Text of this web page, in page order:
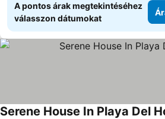
A pontos árak megtekintéséhez
válasszon dátumokat
Serene House In Playa Del